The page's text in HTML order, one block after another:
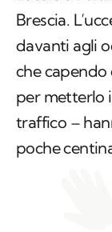
Brescia.
davanti agli
che capendo
per metterlo
traffico –
poche